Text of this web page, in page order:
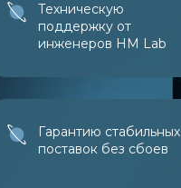
Техническую
поддержку от
инженеров НМ Lab
Гарантию стабильных
поставок без сбоев